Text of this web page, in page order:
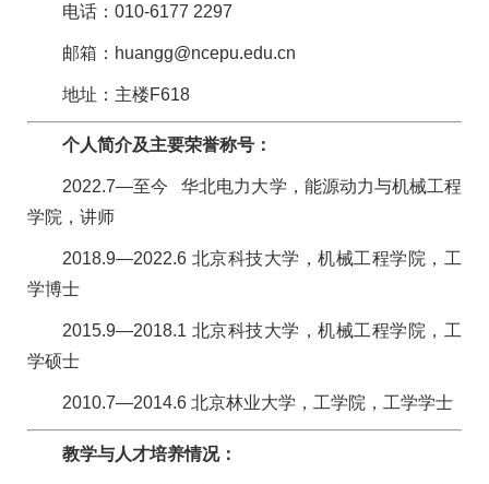
电话：010-6177 2297
邮箱：huangg@ncepu.edu.cn
地址：主楼F618
个人简介及主要荣誉称号：
2022.7—至今 华北电力大学，能源动力与机械工程
学院，讲师
2018.9—2022.6 北京科技大学，机械工程学院，工
学博士
2015.9—2018.1 北京科技大学，机械工程学院，工
学硕士
2010.7—2014.6 北京林业大学，工学院，工学学士
教学与人才培养情况：